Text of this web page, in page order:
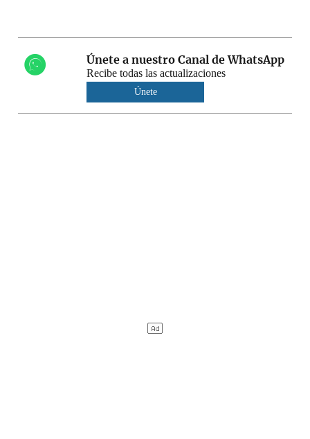
Únete a nuestro Canal de WhatsApp
Recibe todas las actualizaciones
Únete